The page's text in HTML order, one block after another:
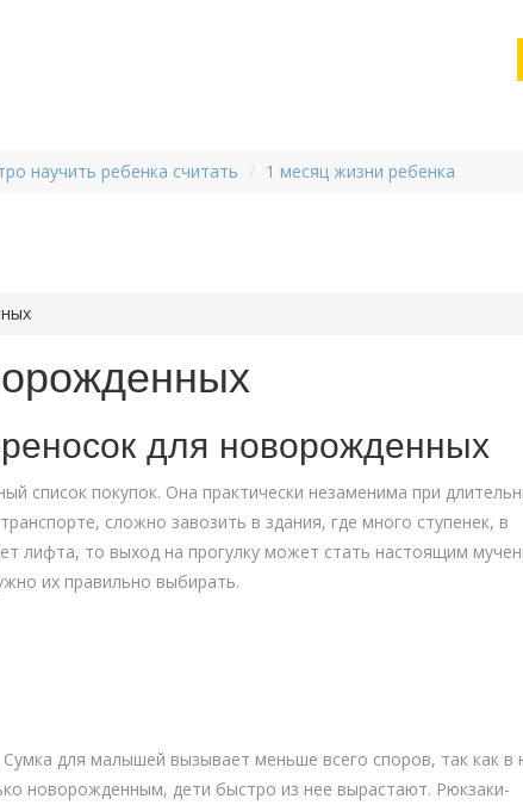
научить ребенка считать 1 месяц жизни ребенка
для новорожденных
список покупок. Она практически незаменима при
сложно завозить в здания, где много ступенек, в
лифта, то выход на прогулку может стать настоящим
их правильно выбирать.
для малышей вызывает меньше всего споров, так как в
новорожденным, дети быстро из нее вырастают. Рюкзаки-